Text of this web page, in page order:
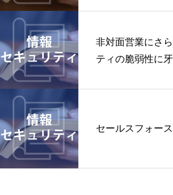
非対面営業にさ
ティの脆弱性に
セールスフォー